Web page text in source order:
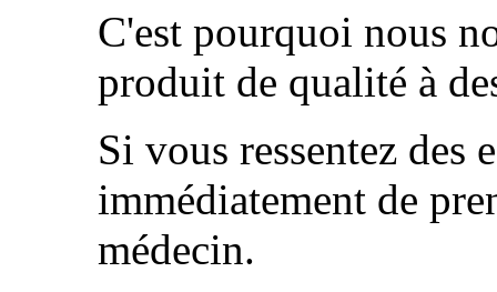
C'est pourquoi nous
produit de qualité à
Si vous ressentez des
immédiatement de
médecin.